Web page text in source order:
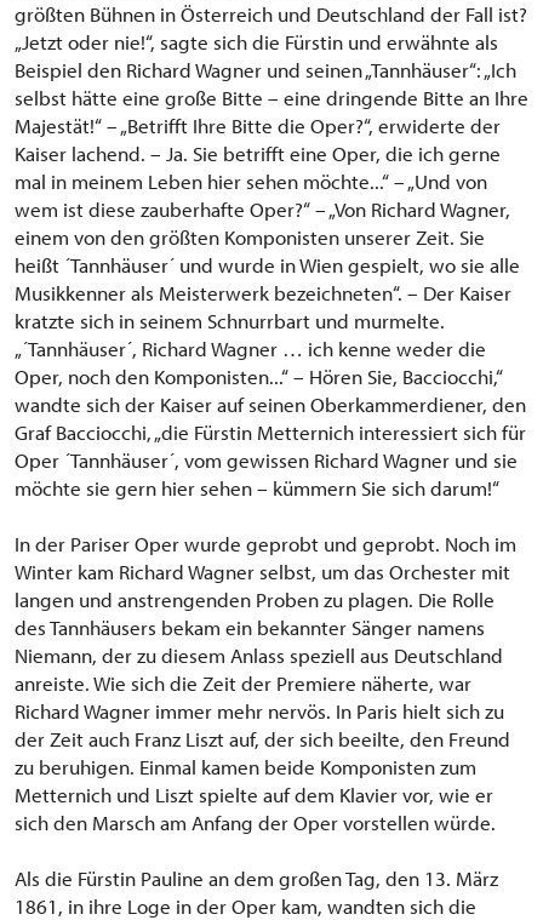
größten Bühnen in Österreich und Deutschland der Fall ist?
„Jetzt oder nie!“, sagte sich die Fürstin und erwähnte als
Beispiel den Richard Wagner und seinen „Tannhäuser“: „Ich
selbst hätte eine große Bitte – eine dringende Bitte an Ihre
Majestät!“ – „Betrifft Ihre Bitte die Oper?“, erwiderte der
Kaiser lachend. – Ja. Sie betrifft eine Oper, die ich gerne
mal in meinem Leben hier sehen möchte...“ – „Und von
wem ist diese zauberhafte Oper?“ – „Von Richard Wagner,
einem von den größten Komponisten unserer Zeit. Sie
heißt ´Tannhäuser´ und wurde in Wien gespielt, wo sie alle
Musikkenner als Meisterwerk bezeichneten“. – Der Kaiser
kratzte sich in seinem Schnurrbart und murmelte.
„´Tannhäuser´, Richard Wagner … ich kenne weder die
Oper, noch den Komponisten...“ – Hören Sie, Bacciocchi,“
wandte sich der Kaiser auf seinen Oberkammerdiener, den
Graf Bacciocchi, „die Fürstin Metternich interessiert sich für
Oper ´Tannhäuser´, vom gewissen Richard Wagner und sie
möchte sie gern hier sehen – kümmern Sie sich darum!“
In der Pariser Oper wurde geprobt und geprobt. Noch im
Winter kam Richard Wagner selbst, um das Orchester mit
langen und anstrengenden Proben zu plagen. Die Rolle
des Tannhäusers bekam ein bekannter Sänger namens
Niemann, der zu diesem Anlass speziell aus Deutschland
anreiste. Wie sich die Zeit der Premiere näherte, war
Richard Wagner immer mehr nervös. In Paris hielt sich zu
der Zeit auch Franz Liszt auf, der sich beeilte, den Freund
zu beruhigen. Einmal kamen beide Komponisten zum
Metternich und Liszt spielte auf dem Klavier vor, wie er
sich den Marsch am Anfang der Oper vorstellen würde.
Als die Fürstin Pauline an dem großen Tag, den 13. März
1861, in ihre Loge in der Oper kam, wandten sich die